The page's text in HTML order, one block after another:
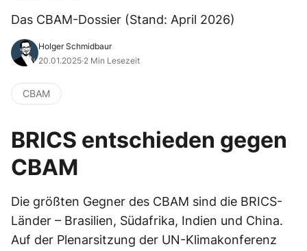
Das CBAM-Dossier (Stand: April 2026)
Holger Schmidbaur
20.01.2025·2 Min Lesezeit
CBAM
BRICS entschieden gegen
CBAM
Die größten Gegner des CBAM sind die BRICS-
Länder – Brasilien, Südafrika, Indien und China.
Auf der Plenarsitzung der UN-Klimakonferenz